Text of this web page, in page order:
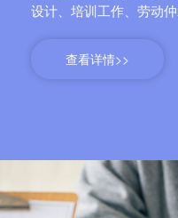
设计、培训工作、劳动
查看详情>>